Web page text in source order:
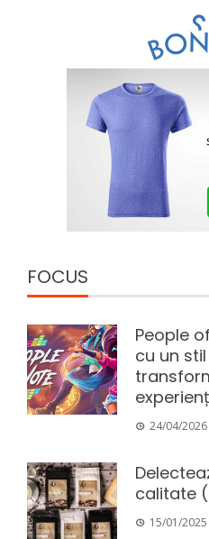
FOCUS
People
cu un
24/04/2026
calitate
15/01/2025